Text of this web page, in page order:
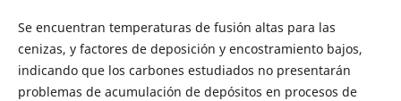
Se encuentran temperaturas de fusión altas para las
cenizas, y factores de deposición y encostramiento bajos,
indicando que los carbones estudiados no presentarán
problemas de acumulación de depósitos en procesos de